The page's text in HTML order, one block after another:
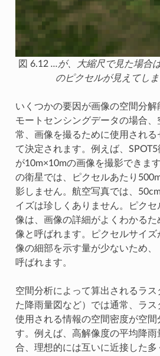
図 6.12 ...が、大縮尺で見た場合
のピクセルが見えてしま
いくつかの要因が画像の空間分解
モートセンシングデータの場合、
常、画像を撮るために使用される
て決定されます。例えば、
が10m×10mの画像を撮影できま
の衛星では、ピクセルあたり
影しません。航空写真では、
イズは珍しくありません。ピク
像は、画像の詳細がよくわかるた
像と呼ばれます。ピクセルサイ
像の細部を示す量が少ないため、
呼ばれます。
空間分析によって算出されるラ
た降雨量図など）では通常、ラス
使用される情報の空間密度が空間
す。例えば、高解像度の平均降
合、理想的には互いに近接した